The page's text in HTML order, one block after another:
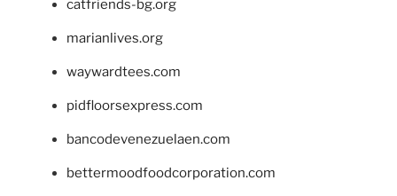
catfriends-bg.org
marianlives.org
waywardtees.com
pidfloorsexpress.com
bancodevenezuelaen.com
bettermoodfoodcorporation.com